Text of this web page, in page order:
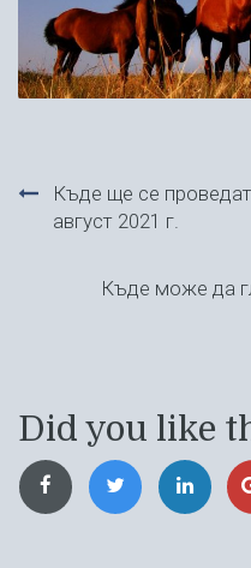
Навигация
Къде ще се
август 2021 г.
Къде може да
Did you like